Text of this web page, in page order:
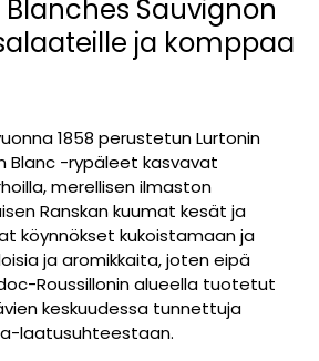
Blanches Sauvignon
ja komppaa
1858 perustetun Lurtonin
Blanc -rypäleet kasvavat
merellisen ilmaston
Ranskan kuumat kesät ja
köynnökset kukoistamaan ja
ja aromikkaita, joten eipä
Roussillonin alueella tuotetut
keskuudessa tunnettuja
laatusuhteestaan.